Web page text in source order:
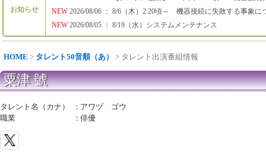
お知らせ
NEW
NEW
2026/08/06 ： 8/6（木）2:20頃～ 機器接続に失敗する事象に
2026/08/05 ： 8/19（水）システムメンテナンス
HOME > タレント50音順（あ） > タレント出演番組情報
粟津 號
タレント名（カナ） ： アワヅ ゴウ
職業
：俳優